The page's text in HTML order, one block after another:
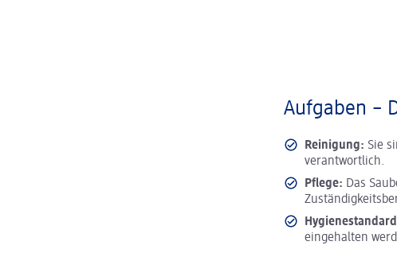
Aufgaben –
Reinigung: Sie
verantwortlich.
Pflege: Das
eingehalten